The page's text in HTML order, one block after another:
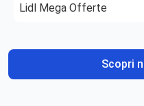
Lidl Mega Offerte
Scopri